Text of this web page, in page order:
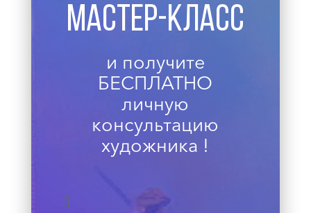
МАСТЕР-КЛАСС
и получите
БЕСПЛАТНО
личную
консультацию
художника !
[]